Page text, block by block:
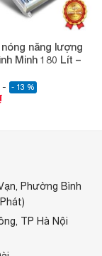
năng lượng
Minh 180 Lít –
- 13 %
Phường Bình
TP Hà Nội